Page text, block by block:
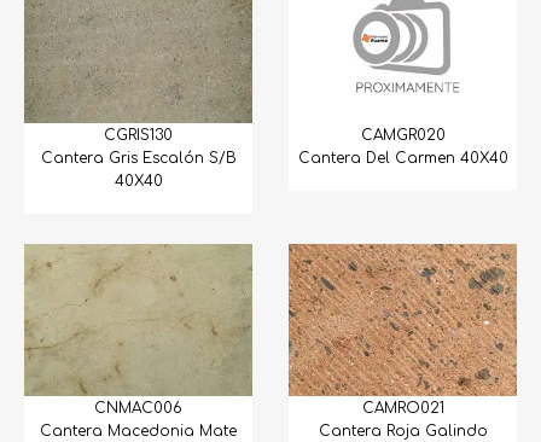
CGRIS130
Cantera Gris Escalón S/B
40X40
CAMGR020
Cantera Del Carmen 40X40
CNMAC006
Cantera Macedonia Mate
CAMRO021
Cantera Roja Galindo